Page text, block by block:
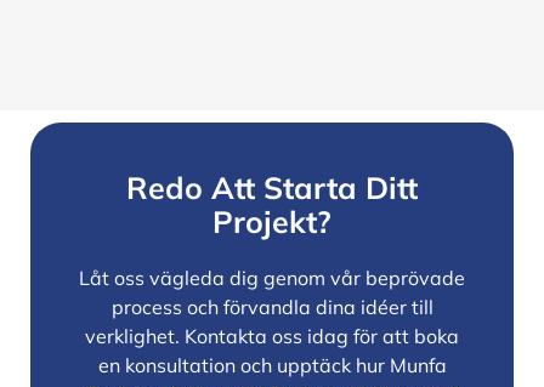
Redo Att Starta Ditt
Projekt?
Låt oss vägleda dig genom vår beprövade
process och förvandla dina idéer till
verklighet. Kontakta oss idag för att boka
en konsultation och upptäck hur Munfa